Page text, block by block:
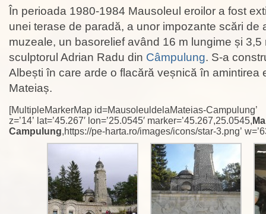
În perioada 1980-1984 Mausoleul eroilor a fost
unei terase de paradă, a unor impozante scări de
muzeale, un basorelief având 16 m lungime și
sculptorul Adrian Radu din Câmpulung. S-a
Albești în care arde o flacără veșnică în amintirea
Mateiaș.
[MultipleMarkerMap id=MausoleuldelaMateias-Campulung’
z=’14’ lat=’45.267′ lon=’25.0545′ marker=’45.267,25.0545,
Campulung,https://pe-harta.ro/images/icons/star-3.png’